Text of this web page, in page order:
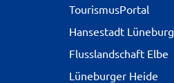
TourismusPortal
Hansestadt Lüneburg
Flusslandschaft Elbe
Lüneburger Heide